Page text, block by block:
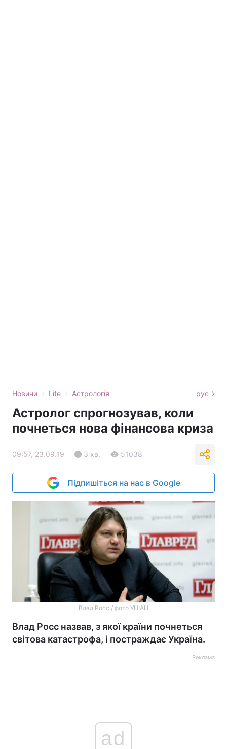
Новини › Lite › Астрологія рус
Астролог спрогнозував, коли
почнеться нова фінансова криза
09:57, 23.09.19 3 хв. 51038
Підпишіться на нас в Google
Влад Росс / фото УНІАН
Влад Росс назвав, з якої країни почнеться
світова катастрофа, і постраждає Україна.
Реклама
ad